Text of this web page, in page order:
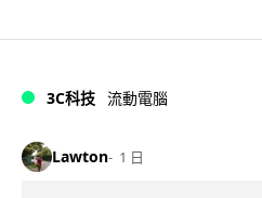
3C科技 流動電腦
Lawton 1 日